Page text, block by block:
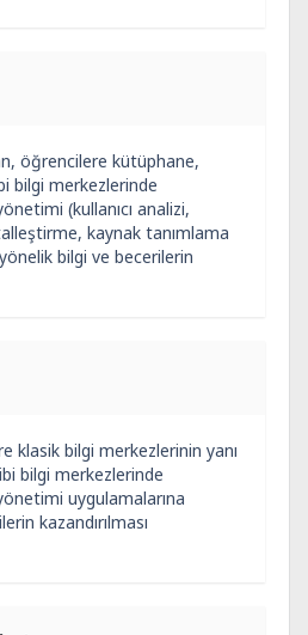
öğrencilere kütüphane,
bilgi merkezlerinde
(kullanıcı analizi,
kaynak tanımlama
bilgi ve becerilerin
klasik bilgi merkezlerinin yanı
bilgi merkezlerinde
uygulamalarına
kazandırılması